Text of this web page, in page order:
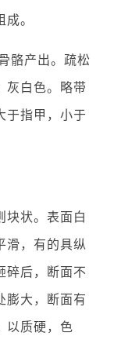
。
骼产出。疏松
灰白色。略带
于指甲，小于
块状。表面白
滑，有的具纵
碎后，断面不
膨大，断面有
以质硬，色